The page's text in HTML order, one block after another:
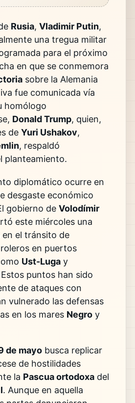
Rusia, Vladimir Putin,
una tregua militar
para el próximo
en que se conmemora
sobre la Alemania
fue comunicada vía
homólogo
Donald Trump, quien,
de Yuri Ushakov,
, respaldó
planteamiento.
diplomático ocurre en
desgaste económico
gobierno de Volodímir
este miércoles una
en el tránsito de
en puertos
Ust-Lugay
puntos han sido
de ataques con
vulnerado las defensas
en los mares Negroy
de mayobusca replicar
de hostilidades
la Pascua ortodoxadel
. Aunque en aquella